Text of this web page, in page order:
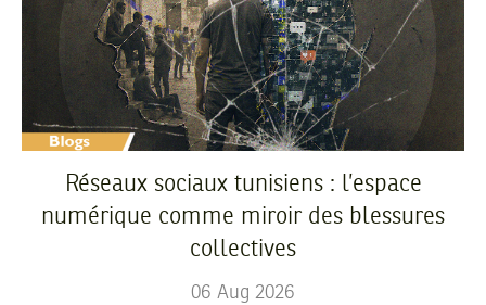
Réseaux sociaux tunisiens : l’espace
numérique comme miroir des blessures
collectives
06 Aug 2026